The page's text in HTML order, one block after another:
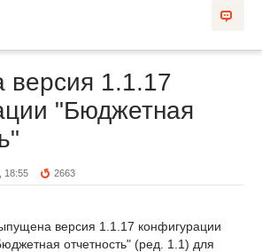
1.1.17
"Бюджетная
18:55 2663
версия 1.1.17 конфигурации
отчетность" (ред. 1.1) для